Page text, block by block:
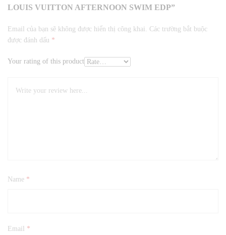
LOUIS VUITTON AFTERNOON SWIM EDP”
Email của bạn sẽ không được hiển thị công khai. Các trường bắt buộc
được đánh dấu *
Your rating of this product
Name *
Email *